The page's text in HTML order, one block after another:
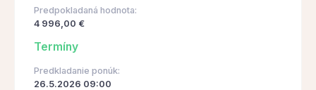
Predpokladaná hodnota:
4 996,00 €
Termíny
Predkladanie ponúk:
26.5.2026 09:00